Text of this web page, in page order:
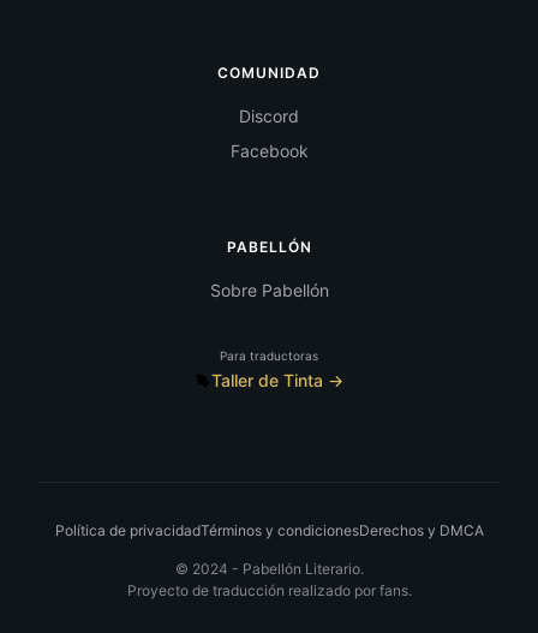
COMUNIDAD
Discord
Facebook
PABELLÓN
Sobre Pabellón
Para traductoras
Taller de Tinta →
Política de privacidadTérminos y condicionesDerechos y DMCA
© 2024 - Pabellón Literario.
Proyecto de traducción realizado por fans.